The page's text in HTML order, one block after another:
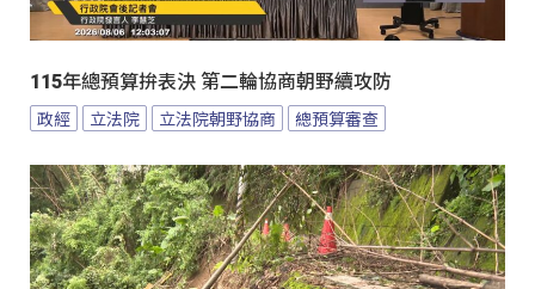
115年總預算拚表決 第二輪協商朝野續攻防
政經 立法院 立法院朝野協商 總預算審查